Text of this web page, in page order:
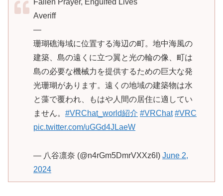
Fallen Prayer, Engulfed Lives
Averiff
—
珊瑚礁海域に位置する海辺の町。地中海風の
建築、島の遠くに立つ翼と光の輪の像、町は
島の必要な機械力を提供するための巨大な発
光珊瑚があります。遠くの地域の建築物は水
と藻で覆われ、もはや人間の居住に適してい
ません。 #VRChat_world紹介 #VRChat #VRC
pic.twitter.com/uGGd4JLaeW
— 八谷凛奈 (@n4rGm5DmrVXXz6I) June 2,
2024